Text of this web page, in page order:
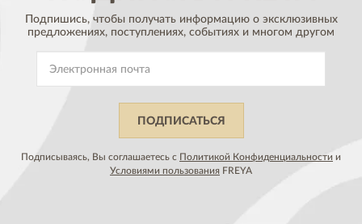
Подпишись, чтобы получать информацию о эксклюзивных
предложениях, поступлениях, событиях и многом другом
ПОДПИСАТЬСЯ
Подписываясь, Вы соглашаетесь с Политикой Конфиденциальности и
Условиями пользования FREYA